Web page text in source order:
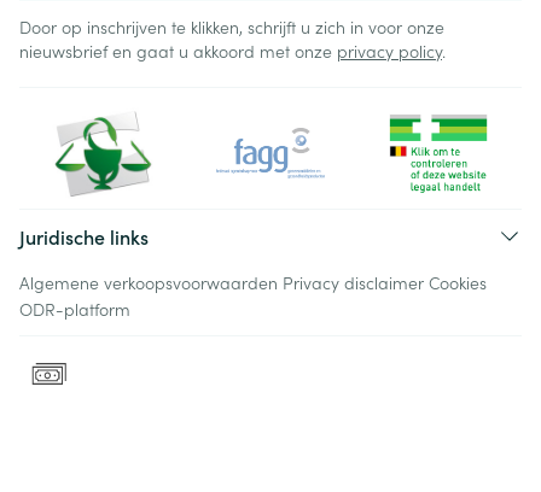
Door op inschrijven te klikken, schrijft u zich in voor onze
nieuwsbrief en gaat u akkoord met onze privacy policy.
Juridische links
Algemene verkoopsvoorwaarden Privacy disclaimer Cookies
ODR-platform